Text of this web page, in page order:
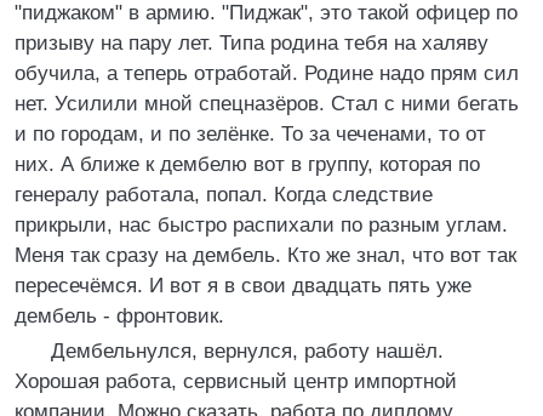
"пиджаком" в армию. "Пиджак", это такой офицер по
призыву на пару лет. Типа родина тебя на халяву
обучила, а теперь отработай. Родине надо прям сил
нет. Усилили мной спецназёров. Стал с ними бегать
и по городам, и по зелёнке. То за чеченами, то от
них. А ближе к дембелю вот в группу, которая по
генералу работала, попал. Когда следствие
прикрыли, нас быстро распихали по разным углам.
Меня так сразу на дембель. Кто же знал, что вот так
пересечёмся. И вот я в свои двадцать пять уже
дембель - фронтовик.
Дембельнулся, вернулся, работу нашёл.
Хорошая работа, сервисный центр импортной